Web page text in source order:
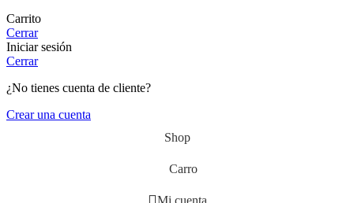
Carrito
Cerrar
Iniciar sesión
Cerrar
¿No tienes cuenta de cliente?
Crear una cuenta
Shop
Carro
Mi cuenta